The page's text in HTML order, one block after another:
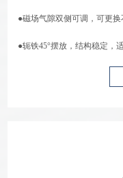
●磁场气隙双侧可调，可更换
●轭铁45°摆放，结构稳定，